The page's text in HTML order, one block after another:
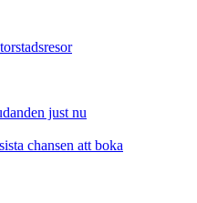
just nu
chansen att boka